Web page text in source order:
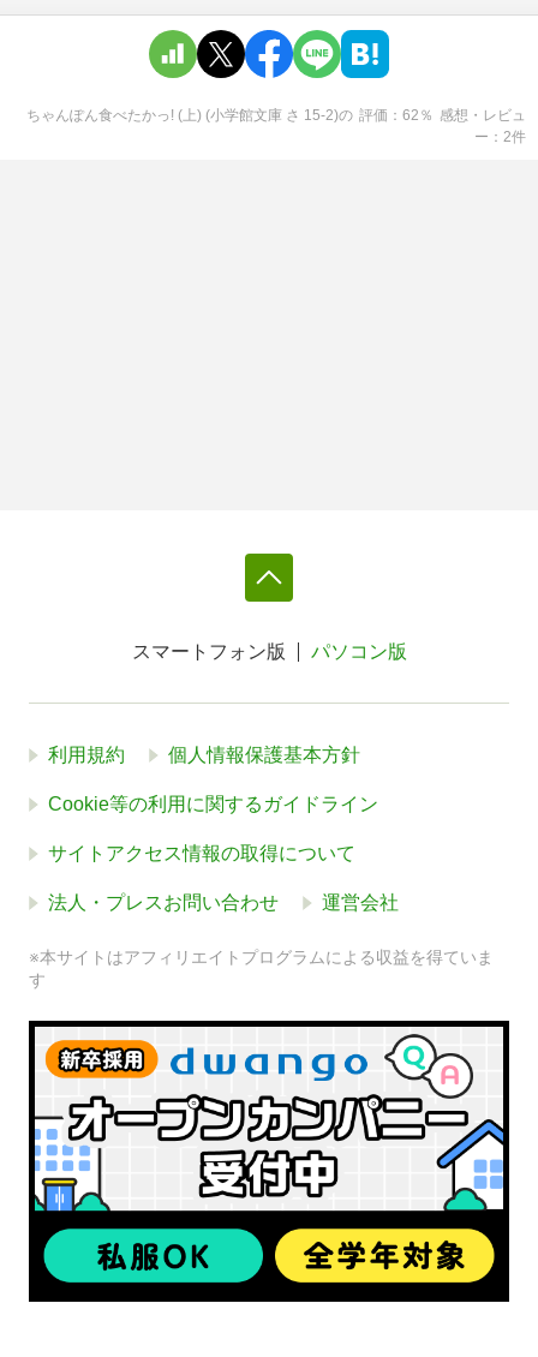
ちゃんぽん食べたかっ! (上) (小学館文庫 さ 15-2)の 評価 62 ％ 感想・レビュ
ー
2件
スマートフォン版 パソコン版
利用規約 個人情報保護基本方針
Cookie等の利用に関するガイドライン
サイトアクセス情報の取得について
法人・プレスお問い合わせ 運営会社
※本サイトはアフィリエイトプログラムによる収益を得ていま
す